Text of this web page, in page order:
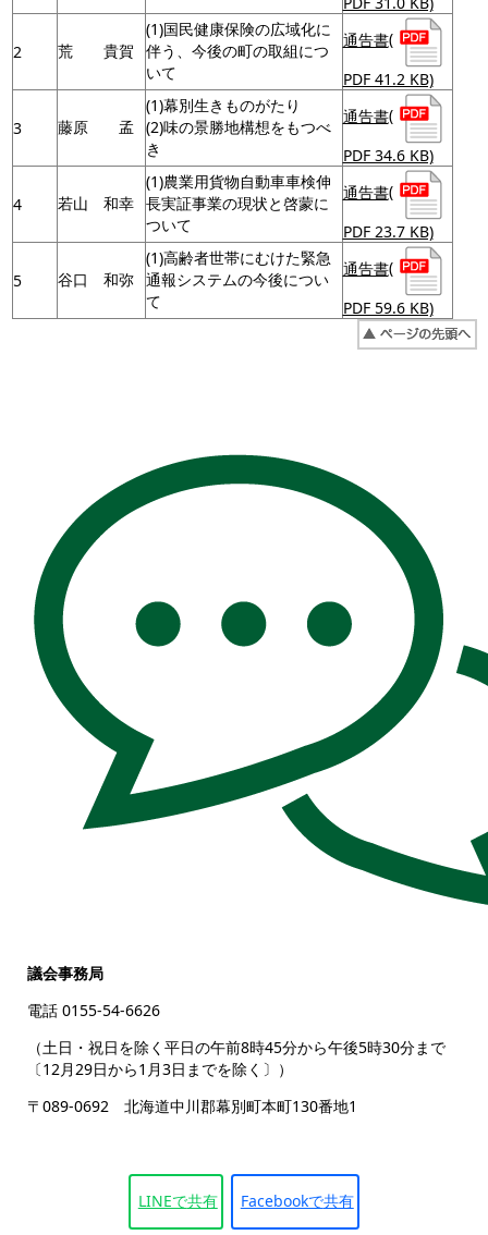
2 荒 貴賀
(1)国民健康保険の広域化に
伴う、今後の町の取組につ
いて
通告書(
PDF 41.2 KB)
3 藤原 孟
(1)幕別生きものがたり
(2)味の景勝地構想をもつべ
き
通告書(
PDF 34.6 KB)
4 若山 和幸
(1)農業用貨物自動車車検伸
長実証事業の現状と啓蒙に
ついて
通告書(
PDF 23.7 KB)
5 谷口 和弥
(1)高齢者世帯にむけた緊急
通報システムの今後につい
て
通告書(
PDF 59.6 KB)
議会事務局
電話 0155-54-6626
（土日・祝日を除く平日の午前8時45分から午後5時30分まで
〔12月29日から1月3日までを除く〕）
〒089-0692 北海道中川郡幕別町本町130番地1
LINEで共有 Facebookで共有